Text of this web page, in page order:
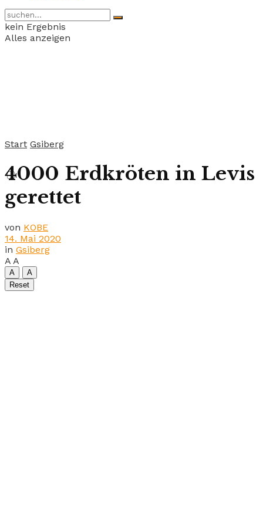
kein Ergebnis
Alles anzeigen
Start Gsiberg
4000 Erdkröten in Levis
gerettet
von KOBE
14. Mai 2020
in Gsiberg
A A
A
A
Reset